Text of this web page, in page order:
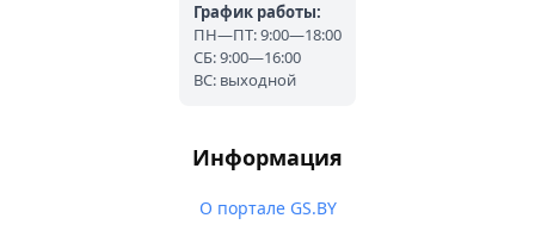
График работы:
ПН—ПТ: 9:00—18:00
СБ: 9:00—16:00
ВС: выходной
Информация
О портале GS.BY